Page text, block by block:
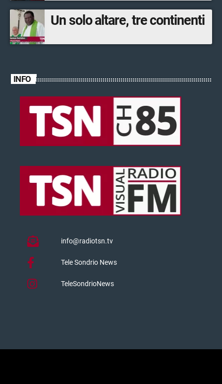
Un solo altare, tre continenti
INFO
info@radiotsn.tv
Tele Sondrio News
TeleSondrioNews